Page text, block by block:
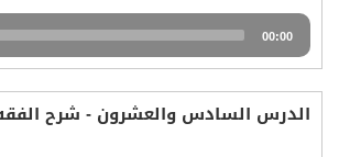
Audio
Player
00:00
الدرس السادس والعشرون - شرح